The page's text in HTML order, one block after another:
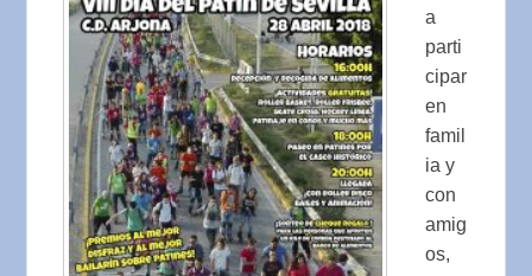
a
parti
cipar
en
famil
ia y
con
amig
os,